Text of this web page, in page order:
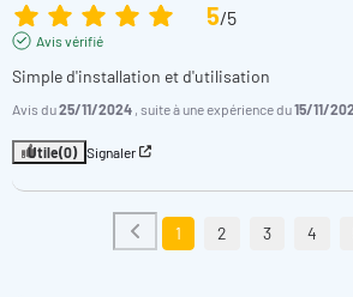
5/5
Avis vérifié
Simple d'installation et d'utilisation
Avis du25/11/2024 , suite à une expérience du15/11/
Utile(0) Signaler
1 2 3 4